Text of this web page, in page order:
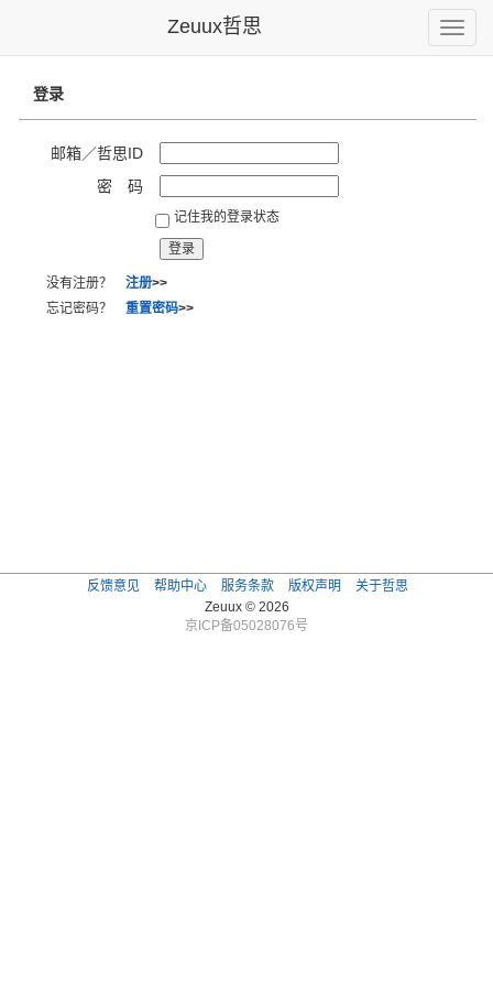
Toggle
Zeuux哲思
登录
邮箱／哲思ID
密 码
记住我的登录状态
没有注册？ 注册>>
忘记密码？ 重置密码>>
反馈意见 帮助中心 服务条款 版权声明
关于哲思
Zeuux © 2026
京ICP备05028076号